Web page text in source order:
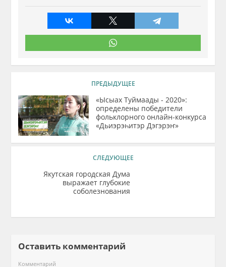
ПРЕДЫДУЩЕЕ
«Ысыах Туймаады - 2020»:
определены победители
фольклорного онлайн-конкурса
«Дьиэрэһитэр Дэгэрэҥ»
СЛЕДУЮЩЕЕ
Якутская городская Дума
выражает глубокие
соболезнования
Оставить комментарий
Комментарий